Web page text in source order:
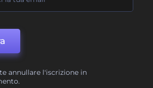
annullare l'iscrizione in